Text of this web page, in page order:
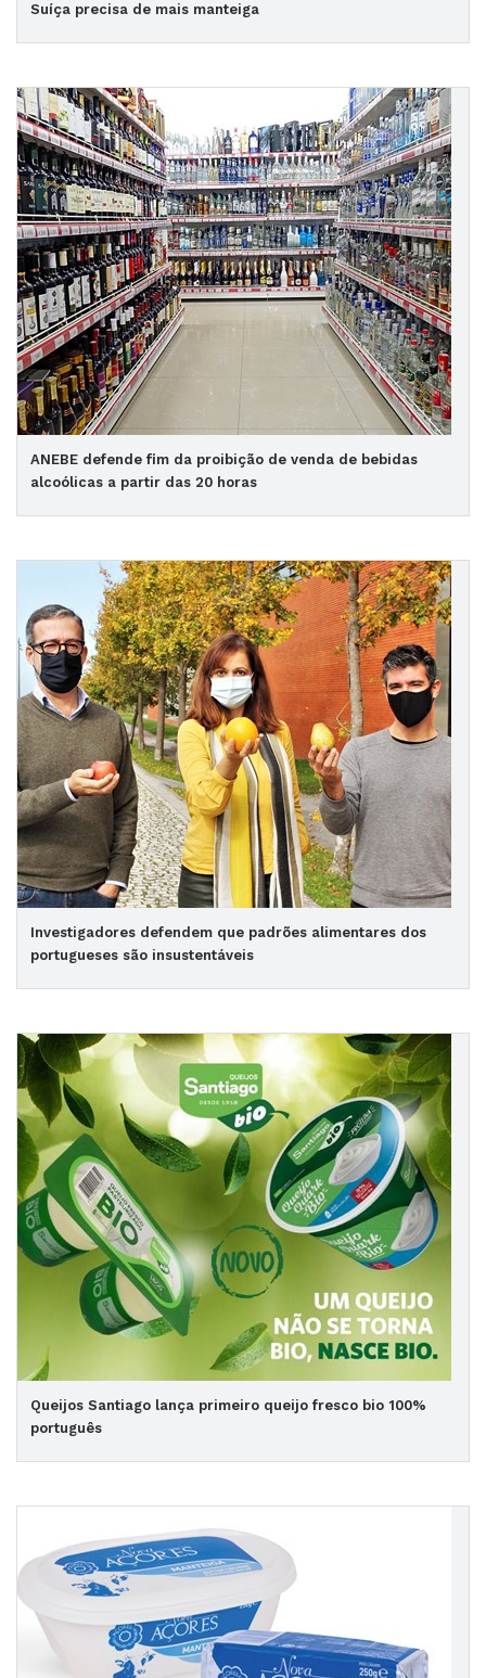
Suíça precisa de mais manteiga
ANEBE defende fim da proibição de venda de bebidas
alcoólicas a partir das 20 horas
Investigadores defendem que padrões alimentares dos
portugueses são insustentáveis
Queijos Santiago lança primeiro queijo fresco bio 100%
português